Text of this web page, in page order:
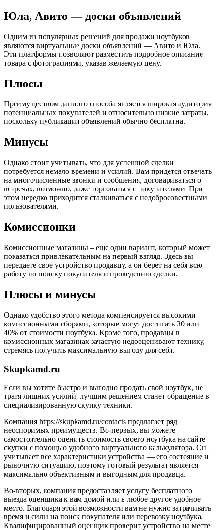
Юла, Авито — доски объявлений
Одним из популярных решений для продажи ноутбуков
являются виртуальные доски объявлений — Авито и Юла.
Эти платформы позволяют разместить подробное описание
товара с фотографиями, указав желаемую цену.
Плюсы
Преимуществом данного способа является широкая аудитория
потенциальных покупателей и относительно низкие затраты,
поскольку публикация объявлений обычно бесплатна.
Минусы
Однако стоит учитывать, что для успешной сделки
потребуется немало времени и усилий. Вам придется отвечать
на многочисленные звонки и сообщения, договариваться о
встречах, возможно, даже торговаться с покупателями. При
этом нередко приходится сталкиваться с недобросовестными
пользователями.
Комиссионки
Комиссионные магазины – еще один вариант, который может
показаться привлекательным на первый взгляд. Здесь вы
передаете свое устройство продавцу, а он берет на себя всю
работу по поиску покупателя и проведению сделки.
Плюсы и минусы
Однако удобство этого метода компенсируется высокими
комиссионными сборами, которые могут достигать 30 или
40% от стоимости ноутбука. Кроме того, продавцы в
комиссионных магазинах зачастую недооценивают технику,
стремясь получить максимальную выгоду для себя.
Skupkamd.ru
Если вы хотите быстро и выгодно продать свой ноутбук, не
тратя лишних усилий, лучшим решением станет обращение в
специализированную скупку техники.
Компания https://skupkamd.ru/contacts предлагает ряд
неоспоримых преимуществ. Во-первых, вы можете
самостоятельно оценить стоимость своего ноутбука на сайте
скупки с помощью удобного виртуального калькулятора. Он
учитывает все характеристики устройства — его состояние и
рыночную ситуацию, поэтому готовый результат является
максимально объективным и выгодным для продавца.
Во-вторых, компания предоставляет услугу бесплатного
выезда оценщика к вам домой или в любое другое удобное
место. Благодаря этой возможности вам не нужно затрачивать
время и силы на поиск покупателя или перевозку ноутбука.
Квалифицированный оценщик проверит устройство на месте